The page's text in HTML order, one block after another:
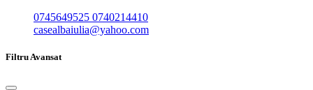
0745649525 0740214410
casealbaiulia@yahoo.com
Filtru Avansat